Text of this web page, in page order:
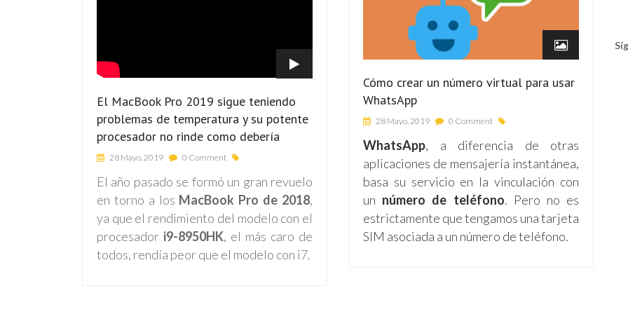
El MacBook Pro 2019 sigue teniendo
problemas de temperatura y su potente
procesador no rinde como debería
28 Mayo, 2019 0 Comment
El año pasado se formó un gran revuelo
en torno a los MacBook Pro de 2018,
ya que el rendimiento del modelo con el
procesador i9-8950HK, el más caro de
todos, rendía peor que el modelo con i7.
Cómo crear un número virtual para usar
WhatsApp
28 Mayo, 2019 0 Comment
WhatsApp, a diferencia de otras
aplicaciones de mensajería instantánea,
basa su servicio en la vinculación con
un número de teléfono. Pero no es
estrictamente que tengamos una tarjeta
SIM asociada a un número de teléfono.